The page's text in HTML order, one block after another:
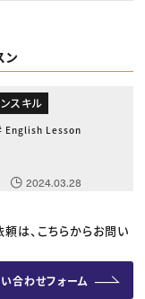
ン
スキル
English Lesson
2024.03.28
、こちらからお問い
合わせフォーム